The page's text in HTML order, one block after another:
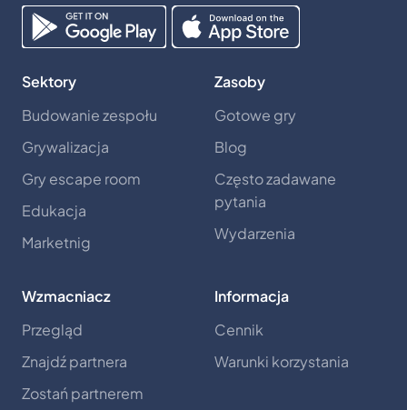
Sektory
Budowanie zespołu
Grywalizacja
Gry escape room
Edukacja
Marketnig
Zasoby
Gotowe gry
Blog
Często zadawane
pytania
Wydarzenia
Wzmacniacz
Przegląd
Znajdź partnera
Zostań partnerem
Informacja
Cennik
Warunki korzystania